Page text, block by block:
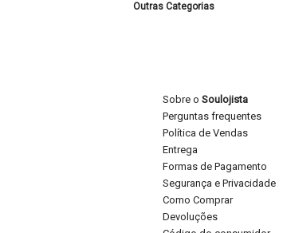
Outras Categorias
Sobre o Soulojista
Perguntas frequentes
Política de Vendas
Entrega
Formas de Pagamento
Segurança e Privacidade
Como Comprar
Devoluções